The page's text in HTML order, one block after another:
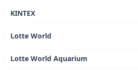
KINTEX
Lotte World
Lotte World Aquarium